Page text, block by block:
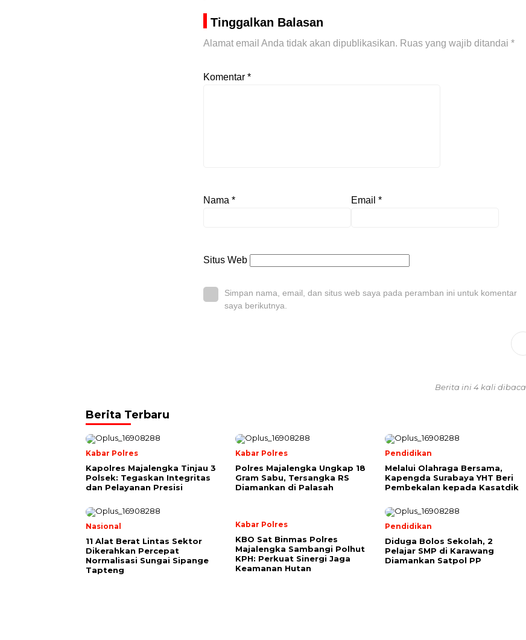
Tinggalkan Balasan
Alamat email Anda tidak akan dipublikasikan. Ruas yang wajib ditandai *
Komentar *
Nama * Email *
Situs Web
Simpan nama, email, dan situs web saya pada peramban ini untuk komentar
saya berikutnya.
Berita ini 4 kali dibaca
Berita Terbaru
Kabar Polres
Kapolres Majalengka Tinjau 3
Polsek: Tegaskan Integritas
dan Pelayanan Presisi
Kabar Polres
Polres Majalengka Ungkap 18
Gram Sabu, Tersangka RS
Diamankan di Palasah
Pendidikan
Melalui Olahraga Bersama,
Kapengda Surabaya YHT Beri
Pembekalan kepada Kasatdik
Nasional
11 Alat Berat Lintas Sektor
Dikerahkan Percepat
Normalisasi Sungai Sipange
Tapteng
Kabar Polres
KBO Sat Binmas Polres
Majalengka Sambangi Polhut
KPH: Perkuat Sinergi Jaga
Keamanan Hutan
Pendidikan
Diduga Bolos Sekolah, 2
Pelajar SMP di Karawang
Diamankan Satpol PP